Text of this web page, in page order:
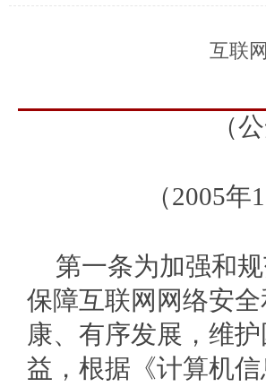
互联
（
（2005年
第一条为加强和
保障互联网网络安
康、有序发展，维
益，根据《计算机